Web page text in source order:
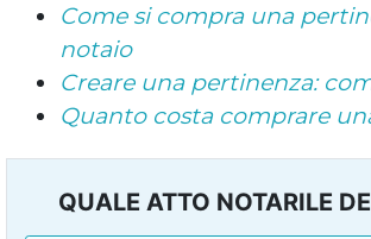
Come si compra una
notaio
Creare una pertinenza:
Quanto costa comprare
QUALE ATTO NOTARILE